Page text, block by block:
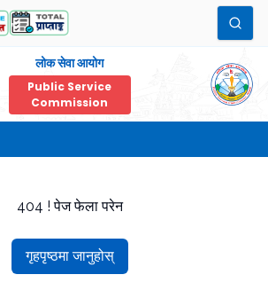
लोक सेवा आयोग
Public Service
Commission
404 ! पेज फेला परेन
गृहपृष्ठमा जानुहोस्